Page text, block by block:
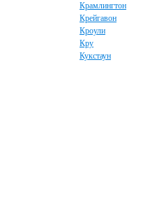
Крамлингтон
Крейгавон
Кроули
Кру
Кукстаун